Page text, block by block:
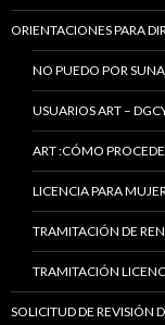
ORIENTACIONES PARA
NO PUEDO POR SUNA
USUARIOS ART –
ART :CÓMO
LICENCIA PARA
TRAMITACIÓN DE
TRAMITACIÓN
SOLICITUD DE REVISIÓN